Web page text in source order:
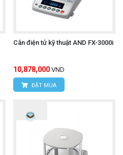
Cân điện tử kỹ thuật AND FX-3000i
10,878,000 VND
ĐẶT MUA